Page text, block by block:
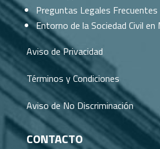
Preguntas Legales Frecuentes
Entorno de la Sociedad Civil en
Aviso de Privacidad
Términos y Condiciones
Aviso de No Discriminación
CONTACTO